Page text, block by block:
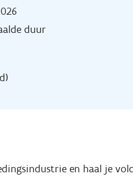
duur
en haal je